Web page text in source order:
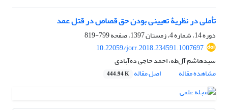
تأملی در نظریۀ تعیینی بودن حق قصاص در قتل عمد
دوره 14، شماره 4، زمستان 1397، صفحه
799-819
10.22059/jorr.2018.234591.1007697
سیدهاشم آل‌طه، احمد حاجی ده‌آبادی
مشاهده مقاله
اصل مقاله 444.94 K